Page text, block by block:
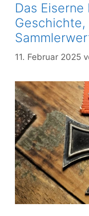
Das Eiserne
Geschichte,
11. Februar 2025